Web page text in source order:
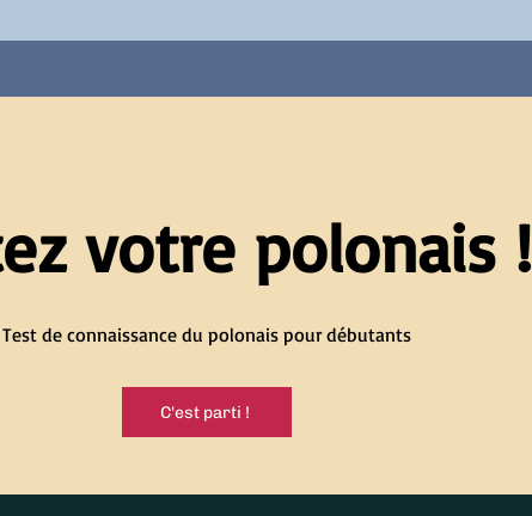
votre polonais !
Test de connaissance du polonais pour débutants
C'est parti !